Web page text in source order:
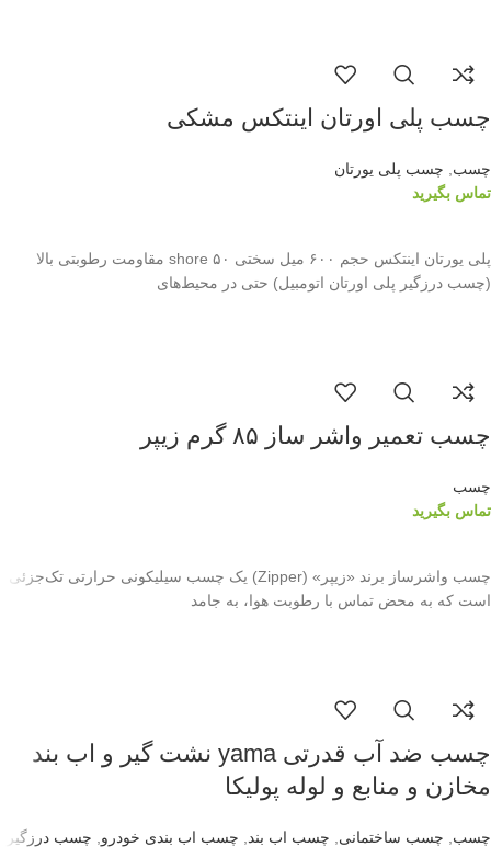
چسب پلی اورتان اینتکس مشکی
چسب
چسب پلی یورتان
تماس بگیرید
پلی یورتان اینتکس حجم ۶۰۰ میل سختی ۵۰ shore مقاومت رطوبتی بالا
(چسب درزگیر پلی اورتان اتومبیل) حتی در محیط‌های
چسب تعمیر واشر ساز ۸۵ گرم زیپر
چسب
تماس بگیرید
چسب واشر‌ساز برند «زیپر» (Zipper) یک چسب سیلیکونی حرارتی تک‌جزئی
است که به محض تماس با رطوبت هوا، به جامد
چسب ضد آب قدرتی yama نشت گیر و اب بند
مخازن و منابع و لوله پولیکا
چسب چسب ساختمانی چسب اب بند چسب اب بندی خودرو چسب درزگیر